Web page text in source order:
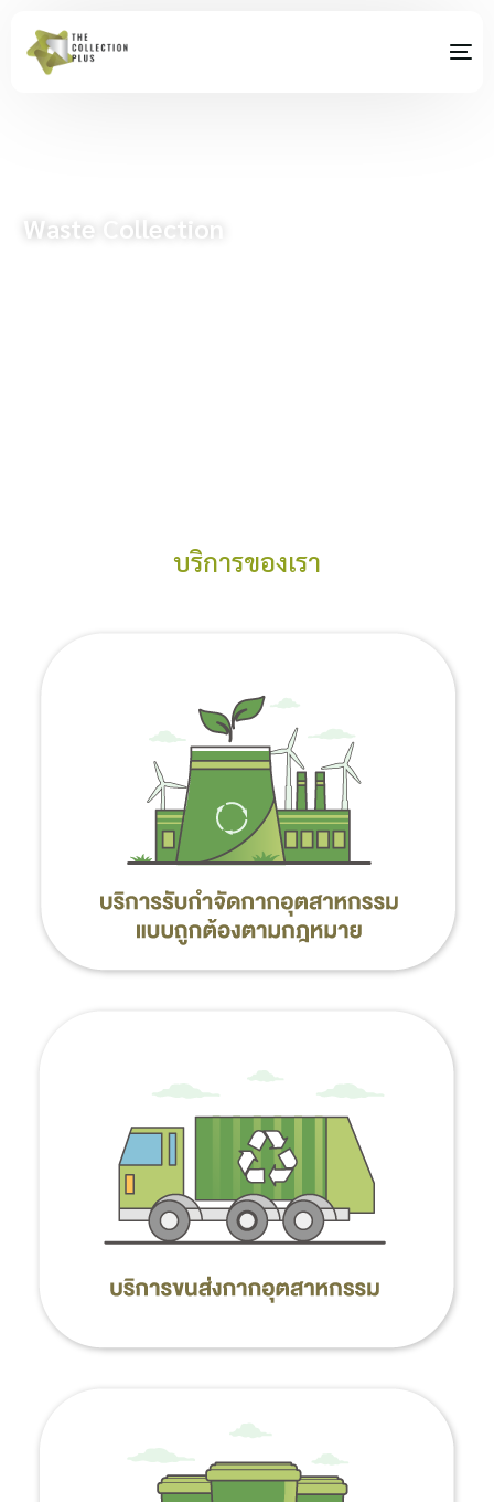
Waste Collection
บริการของเรา